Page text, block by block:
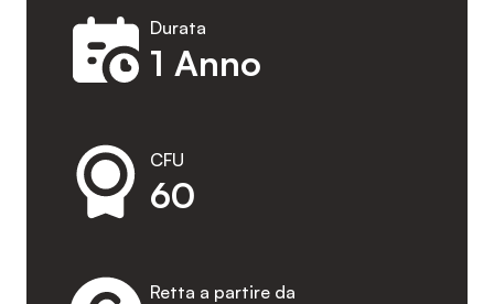
1 Anno
Durata
60
CFU
Retta a partire da